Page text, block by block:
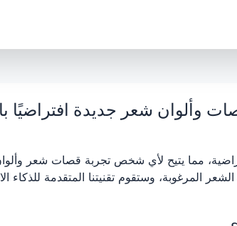
وألوان شعر جديدة افتراضيًا
مما يتيح لأي شخص تجربة قصات شعر
وستقوم تقنيتنا المتقدمة للذكاء